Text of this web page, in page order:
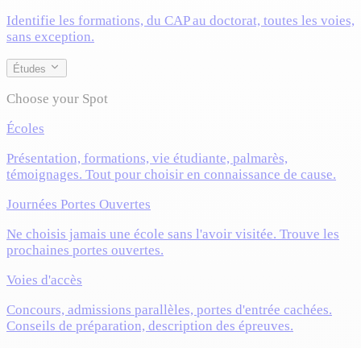
Identifie les formations, du CAP au doctorat, toutes les voies,
sans exception.
Études
Choose your Spot
Écoles
Présentation, formations, vie étudiante, palmarès,
témoignages. Tout pour choisir en connaissance de cause.
Journées Portes Ouvertes
Ne choisis jamais une école sans l'avoir visitée. Trouve les
prochaines portes ouvertes.
Voies d'accès
Concours, admissions parallèles, portes d'entrée cachées.
Conseils de préparation, description des épreuves.